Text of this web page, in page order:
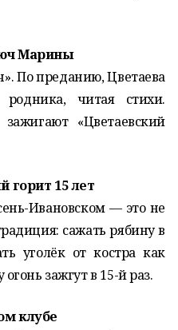
Марины
По преданию, Цветаева
читая стихи.
«Цветаевский
горит 15 лет
Ивановском — это не
сажать рябину в
уголёк от костра как
зажгут в 15-й раз.
клубе